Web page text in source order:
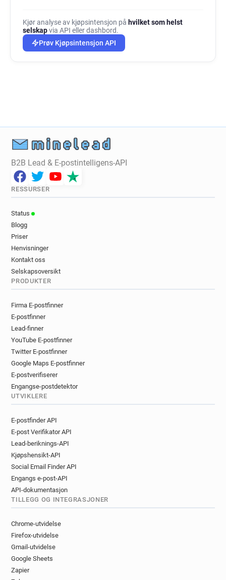
Kjør analyse av kjøpsintensjon på hvilket som helst
selskapvia API eller dashbord.
Prøv Kjøpsintensjon API
B2B Lead & E-postintelligens-API
RESSURSER
Status
Blogg
Priser
Henvisninger
Kontakt oss
Selskapsoversikt
PRODUKTER
Firma E-postfinner
E-postfinner
Lead-finner
YouTube E-postfinner
Twitter E-postfinner
Google Maps E-postfinner
E-postverifiserer
Engangse-postdetektor
UTVIKLERE
E-postfinder API
E-post Verifikator API
Lead-beriknings-API
Kjøpshensikt-API
Social Email Finder API
Engangs e-post-API
API-dokumentasjon
TILLEGG OG INTEGRASJONER
Chrome-utvidelse
Firefox-utvidelse
Gmail-utvidelse
Google Sheets
Zapier